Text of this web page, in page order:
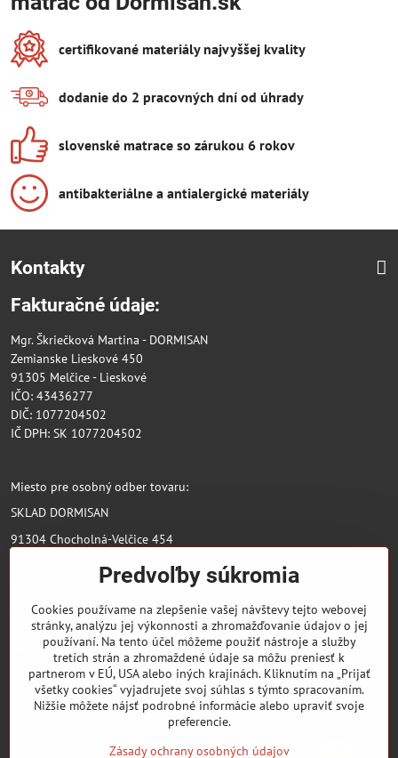
certifikované materiály najvyššej kvality
dodanie do 2 pracovných dní od úhrady
slovenské matrace so zárukou 6 rokov
antibakteriálne a antialergické materiály
Kontakty
Fakturačné údaje:
Mgr. Škriečková Martina - DORMISAN
Zemianske Lieskové 450
91305 Melčice - Lieskové
IČO: 43436277
DIČ: 1077204502
IČ DPH: SK 1077204502
Miesto pre osobný odber tovaru:
SKLAD DORMISAN
91304 Chocholná-Velčice 454
Pridajte sa k nám
Facebook
Dôležité odkazy
Predvoľby súkromia
Cookies používame na zlepšenie vašej návštevy tejto webovej
stránky, analýzu jej výkonnosti a zhromažďovanie údajov o jej
používaní. Na tento účel môžeme použiť nástroje a služby
tretích strán a zhromaždené údaje sa môžu preniesť k
partnerom v EÚ, USA alebo iných krajinách. Kliknutím na „Prijať
všetky cookies“ vyjadrujete svoj súhlas s týmto spracovaním.
Nižšie môžete nájsť podrobné informácie alebo upraviť svoje
preferencie.
Zásady ochrany osobných údajov